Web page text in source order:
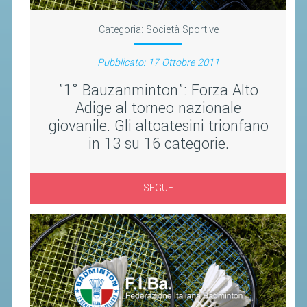
Categoria: Società Sportive
Pubblicato: 17 Ottobre 2011
"1° Bauzanminton": Forza Alto
Adige al torneo nazionale
giovanile. Gli altoatesini trionfano
in 13 su 16 categorie.
SEGUE
MODULI
MANIFESTAZIONI SPORTIVE
RICHIESTA TORNEI
EVENTI SOSTENIBILI
L'ATTIVITÀ
TESSERAMENTO
REGOLAMENTI
GARE
STAFF TECNICO